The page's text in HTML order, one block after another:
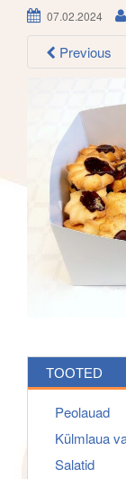
c
f
07.02.2024
Previous
TOOTED
Peolauad
Külmlaua
Salatid